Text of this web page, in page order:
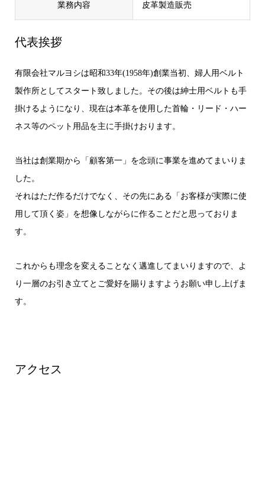
業務内容 皮革製造販売
代表挨拶
有限会社マルヨシは昭和33年(1958年)創業当初、婦人用ベルト
製作所としてスタート致しました。その後は紳士用ベルトも手
掛けるようになり、現在は本革を使用した首輪・リード・ハー
ネス等のペット用品を主に手掛けおります。
当社は創業期から「顧客第一」を念頭に事業を進めてまいりま
した。
それはただ作るだけでなく、その先にある「お客様が実際に使
用して頂く姿」を想像しながらに作ることだと思っておりま
す。
これからも理念を変えることなく邁進してまいりますので、よ
り一層のお引き立てとご愛好を賜りますようお願い申し上げま
す。
アクセス